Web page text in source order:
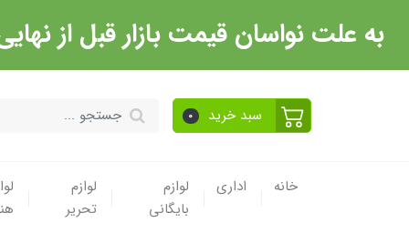
به علت نواسان قیمت بازار قبل از نهایی شدن خرید حتما
سبد خرید 0
خانه اداری
لوازم
بایگانی
لوازم
تحریر